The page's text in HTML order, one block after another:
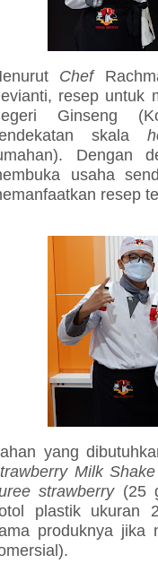
Chef
resep untuk
Ginseng
skala
. Dengan
usaha
resep
yang
Milk Shake
strawberry (25
plastik ukuran
produknya jika